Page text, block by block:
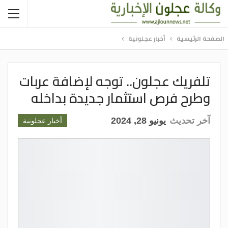
الصفحة الرئيسية أخبار عجلونية
تلفريك عجلون.. توجه لإضافة عربات
وطرح فرص استثمار جديدة بداخله
أخبار عجلونية آخر تحديث يونيو 28, 2024